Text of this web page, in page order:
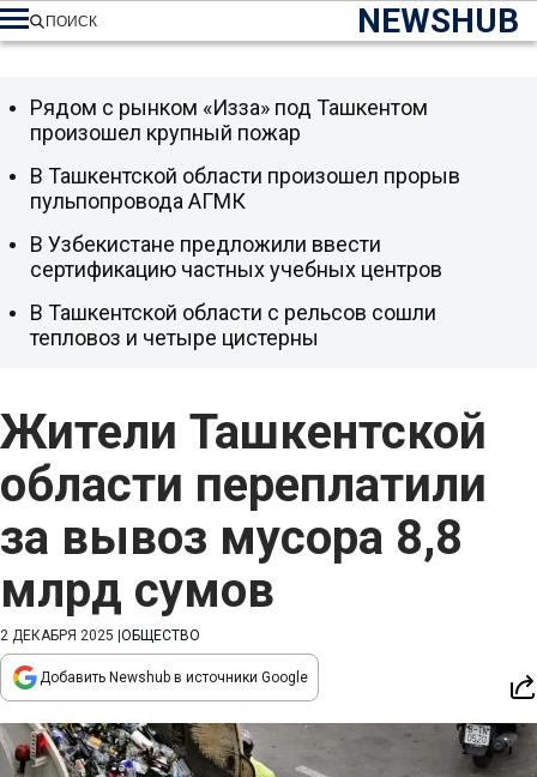
NEWSHUB
ПОИСК
Жители Ташкентской
области переплатили
за вывоз мусора 8,8
млрд сумов
2 ДЕКАБРЯ 2025 ОБЩЕСТВО
Добавить Newshub в источники Google
Рядом с рынком «Изза» под Ташкентом
произошел крупный пожар
В Ташкентской области произошел прорыв
пульпопровода АГМК
В Узбекистане предложили ввести
сертификацию частных учебных центров
В Ташкентской области с рельсов сошли
тепловоз и четыре цистерны